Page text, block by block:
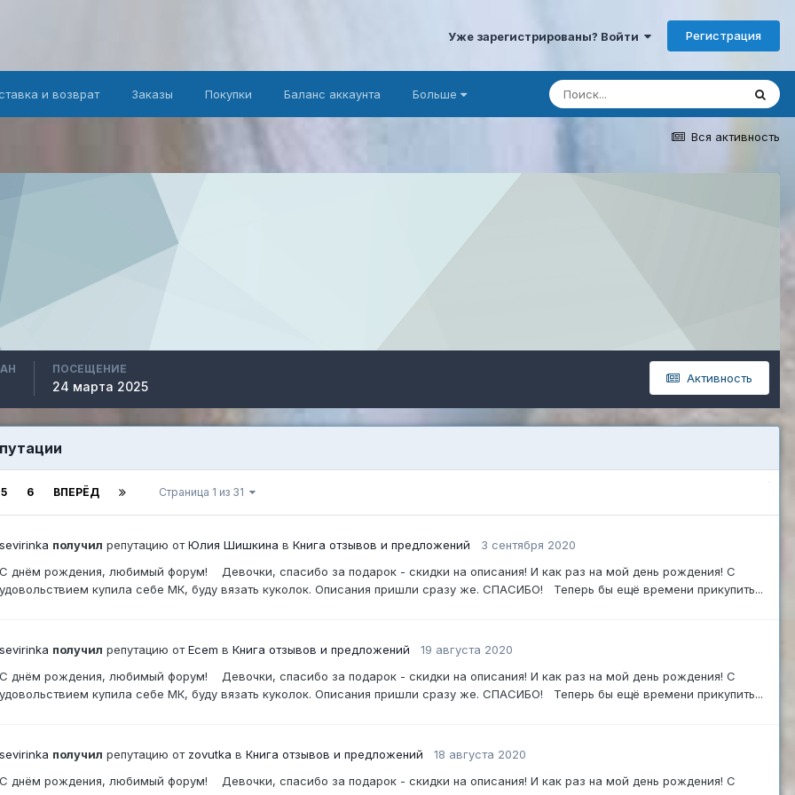
Уже зарегистрированы? Войти Регистрация
и возврат Заказы Покупки Баланс аккаунта Больше
Вся активность
Активность
ПОСЕЩЕНИЕ
24 марта 2025
5 6 ВПЕРЁД Страница 1 из 31
sevirinka получил репутацию отЮлия Шишкина в Книга отзывов и предложений
3 сентября 2020
С днём рождения, любимый форум! Девочки, спасибо за подарок - скидки на описания! И как раз на мой день рождения! С
удовольствием купила себе МК, буду вязать куколок. Описания пришли сразу же. СПАСИБО! Теперь бы ещё времени прикупить...
sevirinka получил репутацию отEcem в Книга отзывов и предложений
19 августа 2020
С днём рождения, любимый форум! Девочки, спасибо за подарок - скидки на описания! И как раз на мой день рождения! С
удовольствием купила себе МК, буду вязать куколок. Описания пришли сразу же. СПАСИБО! Теперь бы ещё времени прикупить...
sevirinka получил репутацию от zovutka в Книга отзывов и предложений
18 августа 2020
С днём рождения, любимый форум! Девочки, спасибо за подарок - скидки на описания! И как раз на мой день рождения! С